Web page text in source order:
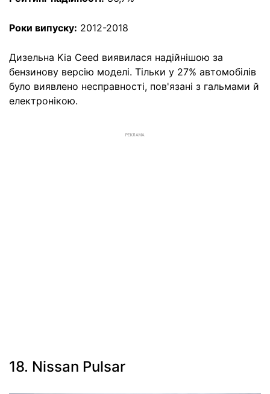
Роки випуску: 2012-2018
Дизельна Kia Ceed виявилася надійнішою за
бензинову версію моделі. Тільки у 27% автомобілів
було виявлено несправності, пов'язані з гальмами й
електронікою.
РЕКЛАМА
18. Nissan Pulsar